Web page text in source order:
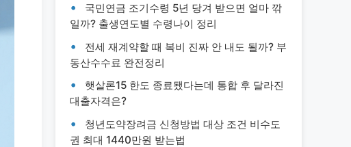
국민연금 조기수령 5년 당겨 받으면 얼마 깎
일까? 출생연도별 수령나이 정리
전세 재계약할 때 복비 진짜 안 내도 될까? 부
동산수수료 완전정리
햇살론15 한도 종료됐다는데 통합 후 달라진
대출자격은?
청년도약장려금 신청방법 대상 조건 비수도
권 최대 1440만원 받는법